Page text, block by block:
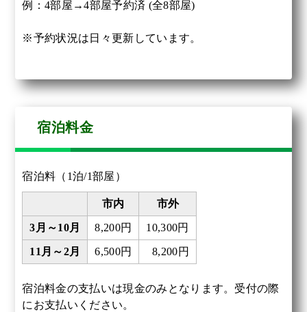
例：4部屋→4部屋予約済 (全8部屋)
※予約状況は日々更新しています。
宿泊料金
宿泊料（1泊/1部屋）
市内 市外
3月～10月 8,200円 10,300円
11月～2月 6,500円 8,200円
宿泊料金の支払いは現金のみとなります。受付の際
にお支払いください。